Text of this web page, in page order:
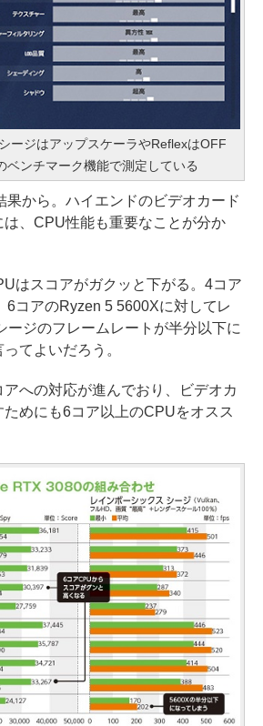
ージはアップスケーラやReflexはOFF
ベンチマーク機能で測定している
から。ハイエンドのビデオカード
、CPU性能も重要なことが分か
はスコアがガクッと下がる。4コア
6コアのRyzen 5 5600Xに対してレ
ージのフレームレートが半分以下に
てよいだろう。
への対応が進んでおり、ビデオカ
めにも6コア以上のCPUをオスス